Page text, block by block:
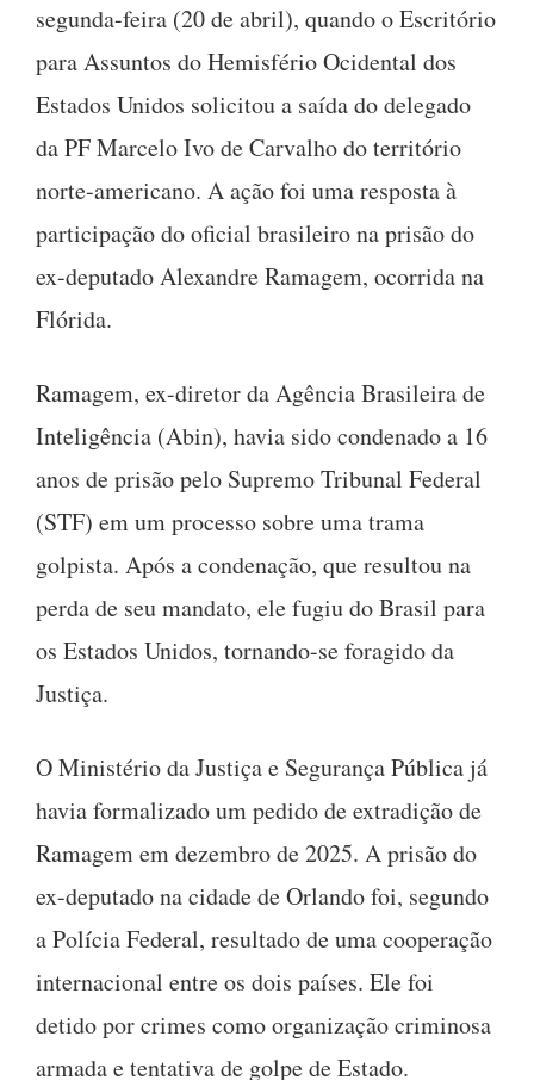
segunda-feira (20 de abril), quando o Escritório
para Assuntos do Hemisfério Ocidental dos
Estados Unidos solicitou a saída do delegado
da PF Marcelo Ivo de Carvalho do território
norte-americano. A ação foi uma resposta à
participação do oficial brasileiro na prisão do
ex-deputado Alexandre Ramagem, ocorrida na
Flórida.
Ramagem, ex-diretor da Agência Brasileira de
Inteligência (Abin), havia sido condenado a 16
anos de prisão pelo Supremo Tribunal Federal
(STF) em um processo sobre uma trama
golpista. Após a condenação, que resultou na
perda de seu mandato, ele fugiu do Brasil para
os Estados Unidos, tornando-se foragido da
Justiça.
O Ministério da Justiça e Segurança Pública já
havia formalizado um pedido de extradição de
Ramagem em dezembro de 2025. A prisão do
ex-deputado na cidade de Orlando foi, segundo
a Polícia Federal, resultado de uma cooperação
internacional entre os dois países. Ele foi
detido por crimes como organização criminosa
armada e tentativa de golpe de Estado.